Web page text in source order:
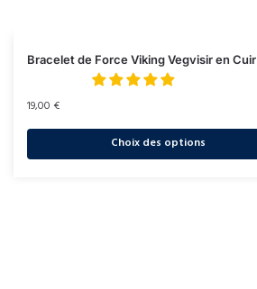
Bracelet de Force Viking Vegvisir en Cuir
19,00 €
Choix des options